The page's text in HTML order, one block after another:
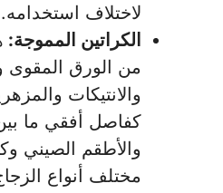
لاختلاف استخدامه.
الكراتين المموجة:
من الورق المقوى
والانتيكات
كفاصل أفقي ما بين
والأطقم الصيني
مختلف أنواع